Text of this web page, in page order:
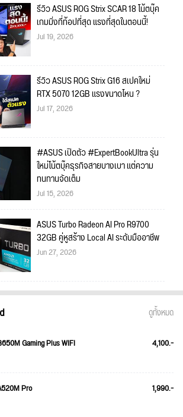
รีวิว ASUS ROG Strix SCAR 18 โน้ตบุ๊ค
เกมมิ่งที่ท้อปที่สุด แรงที่สุดในตอนนี้!
Jul 19, 2026
รีวิว ASUS ROG Strix G16 สเปคใหม่
RTX 5070 12GB แรงขนาดไหน ?
Jul 17, 2026
#ASUS เปิดตัว #ExpertBookUltra รุ่น
ใหม่โน้ตบุ๊คธุรกิจสายบางเบา แต่ความ
ทนทานจัดเต็ม
Jul 15, 2026
ASUS Turbo Radeon AI Pro R9700
32GB คู่หูสร้าง Local AI ระดับมืออาชีพ
Jun 27, 2026
ดูทั้งหมด
Gaming Plus WIFI 4,100.-
Pro 1,990.-